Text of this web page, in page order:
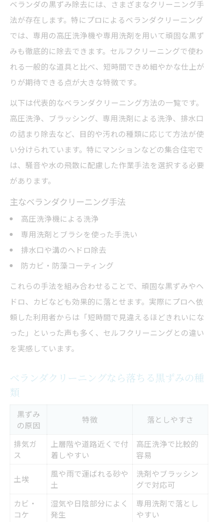
ベランダの黒ずみ除去には、さまざまなクリーニング手
法が存在します。特にプロによるベランダクリーニング
では、専用の高圧洗浄機や専用洗剤を用いて頑固な黒ず
みも徹底的に除去できます。セルフクリーニングで使わ
れる一般的な道具と比べ、短時間できめ細やかな仕上が
りが期待できる点が大きな特徴です。
以下は代表的なベランダクリーニング方法の一覧です。
高圧洗浄、ブラッシング、専用洗剤による洗浄、排水口
の詰まり除去など、目的や汚れの種類に応じて方法が使
い分けられています。特にマンションなどの集合住宅で
は、騒音や水の飛散に配慮した作業手法を選択する必要
があります。
主なベランダクリーニング手法
高圧洗浄機による洗浄
専用洗剤とブラシを使った手洗い
排水口や溝のヘドロ除去
防カビ・防藻コーティング
これらの手法を組み合わせることで、頑固な黒ずみやヘ
ドロ、カビなども効果的に落とせます。実際にプロへ依
頼した利用者からは「短時間で見違えるほどきれいにな
った」といった声も多く、セルフクリーニングとの違い
を実感しています。
ベランダクリーニングなら落ちる黒ずみの種
類
黒ずみ
の原因
特徴 落としやすさ
排気ガ
ス
上層階や道路近くで付
着しやすい
高圧洗浄で比較的
容易
土埃
風や雨で運ばれる砂や
土
洗剤やブラッシン
グで対応可
カビ・
コケ
湿気や日陰部分によく
発生
専用洗剤で落とし
やすい